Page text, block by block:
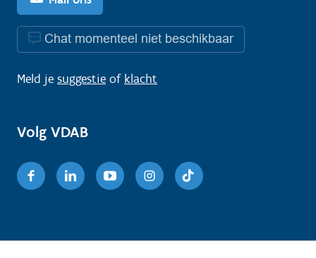
Chat momenteel niet beschikbaar
Meld je suggestie of klacht
Volg VDAB
FacebookLinkedinYoutubeInstagram